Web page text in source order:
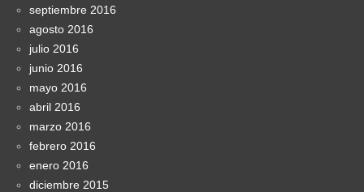
septiembre 2016
agosto 2016
julio 2016
junio 2016
mayo 2016
abril 2016
marzo 2016
febrero 2016
enero 2016
diciembre 2015